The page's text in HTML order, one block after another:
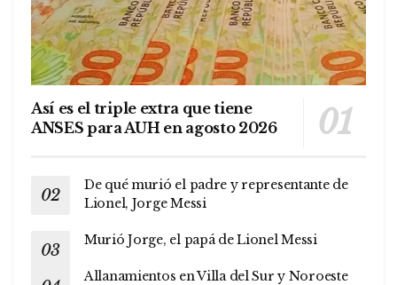
Así es el triple extra que tiene
ANSES para AUH en agosto 2026
De qué murió el padre y representante de
Lionel, Jorge Messi
Murió Jorge, el papá de Lionel Messi
Allanamientos en Villa del Sur y Noroeste